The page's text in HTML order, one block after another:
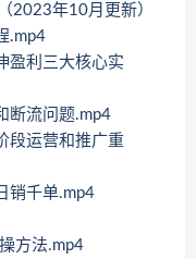
2023年10月更新）
.mp4
盈利三大核心实
断流问题.mp4
段运营和推广重
销千单.mp4
方法.mp4